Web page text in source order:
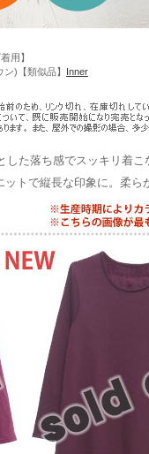
用】
ン)【類似品】 Inner
した落ち感でスッキリ着
トで縦長な印象に。柔ら